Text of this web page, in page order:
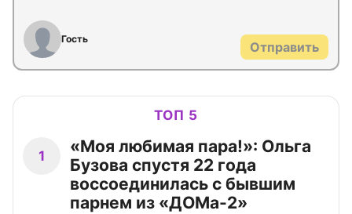
Гость
Отправить
ТОП 5
1
«Моя любимая пара!»: Ольга
Бузова спустя 22 года
воссоединилась с бывшим
парнем из «ДОМа-2»